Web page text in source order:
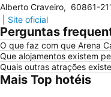
Alberto Craveiro, 60861-
Site oficial
Perguntas
O que faz com que Arena
Que alojamentos existem
Quais outras atrações
Mais Top hotéis